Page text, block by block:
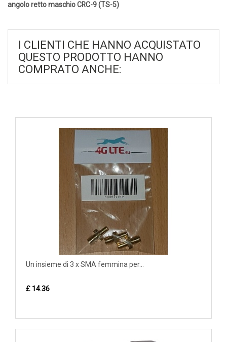
angolo retto maschio CRC-9 (TS-5)
I CLIENTI CHE HANNO ACQUISTATO
QUESTO PRODOTTO HANNO
COMPRATO ANCHE:
Un insieme di 3 x SMA femmina per...
£ 14.36